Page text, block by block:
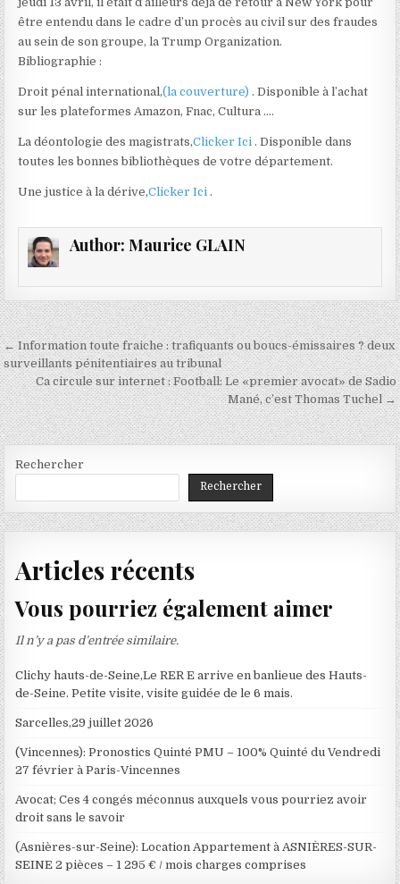
être entendu dans le cadre d’un procès au civil sur des fraudes
au sein de son groupe, la Trump Organization.
Bibliographie :
Droit pénal international,(la couverture) . Disponible à l’achat
sur les plateformes Amazon, Fnac, Cultura ….
La déontologie des magistrats,Clicker Ici . Disponible dans
toutes les bonnes bibliothèques de votre département.
Une justice à la dérive,Clicker Ici .
Author: Maurice GLAIN
Navigation
de
l’article
← Information toute fraiche : trafiquants ou boucs-émissaires ? deux
surveillants pénitentiaires au tribunal
Ca circule sur internet : Football: Le «premier avocat» de Sadio
Mané, c’est Thomas Tuchel →
Rechercher
Rechercher
Articles récents
Vous pourriez également aimer
Il n’y a pas d’entrée similaire.
Clichy hauts-de-Seine,Le RER E arrive en banlieue des Hauts-
de-Seine. Petite visite, visite guidée de le 6 mais.
Sarcelles,29 juillet 2026
(Vincennes): Pronostics Quinté PMU – 100% Quinté du Vendredi
27 février à Paris-Vincennes
Avocat; Ces 4 congés méconnus auxquels vous pourriez avoir
droit sans le savoir
(Asnières-sur-Seine): Location Appartement à ASNIÈRES-SUR-
SEINE 2 pièces – 1 295 € / mois charges comprises